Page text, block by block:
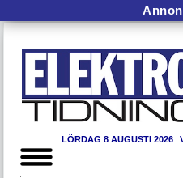
LÖRDAG 8 AUGUSTI 2026